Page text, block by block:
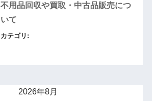
不用品回収や買取・中古品販売につ
いて
カテゴリ:
2026年8月